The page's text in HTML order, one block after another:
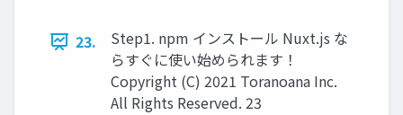
23.
Step1. npm インストール Nuxt.js な
らすぐに使い始められます！
Copyright (C) 2021 Toranoana Inc.
All Rights Reserved. 23